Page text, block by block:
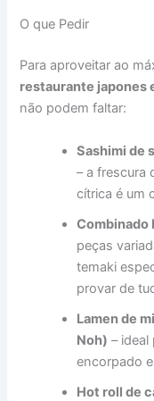
O que Pedir
Para aproveitar ao
restaurante japones
não podem faltar:
Sashimi de
– a frescura
cítrica é um
Combinado
peças
temaki
provar de
Lamen de
Noh) – ideal
encorpado
Hot roll de